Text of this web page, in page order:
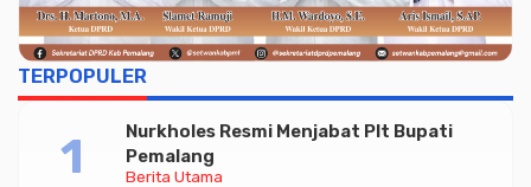
TERPOPULER
Berita Utama
Nurkholes Resmi Menjabat Plt Bupati
Pemalang